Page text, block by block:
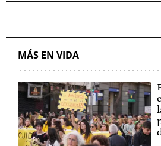
MÁS EN VIDA